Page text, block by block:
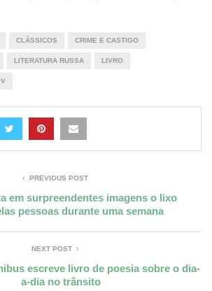
CLÁSSICOS CRIME E CASTIGO
LITERATURA RUSSA LIVRO
PREVIOUS POST
em surpreendentes imagens o lixo
pessoas durante uma semana
NEXT POST
escreve livro de poesia sobre o dia-
a-dia no trânsito